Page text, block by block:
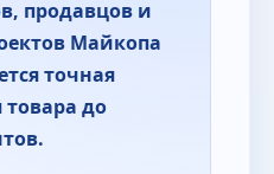
продавцов и
Майкопа
точная
до